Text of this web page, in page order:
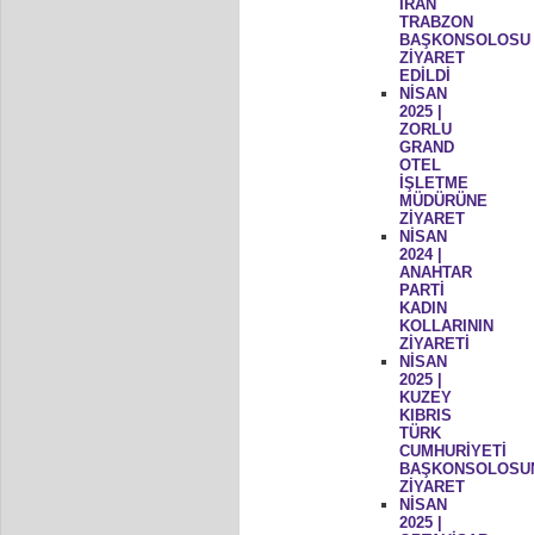
İRAN
TRABZON
BAŞKONSOLOSU
ZİYARET
EDİLDİ
NİSAN
2025 |
ZORLU
GRAND
OTEL
İŞLETME
MÜDÜRÜNE
ZİYARET
NİSAN
2024 |
ANAHTAR
PARTİ
KADIN
KOLLARININ
ZİYARETİ
NİSAN
2025 |
KUZEY
KIBRIS
TÜRK
CUMHURİYETİ
ZİYARET
NİSAN
2025 |